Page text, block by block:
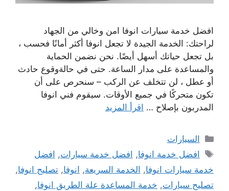
افضل خدمة سيارات انوفا امن وخالي من الجهاد
لراحتك: الخدمة الجيدة لا تجعل انوفا أكثر أمانًا فحسب ،
بل تجعل حياتك أسهل أيضًا. نحن نضمن الحماية
والمساعدة على مدار الساعة. حتى في حالةوقوع حادث
أو عطل ، لن تتخلف عن الركب – سنحرص على أن
تكون متحركًا في جميع الأوقات. سيقوم فني انوفا
المدربون بإصلاح … اقرأ المزيد
التصنيفات
السيارات
الوسوم
افضل خدمة انوفا, افضل خدمة سيارات, افضل
خدمة سيارات انوفا, الخدمة السريعة, انوفا, تصليح انوفا,
تصليح سيارات, خدمة المساعدة علة الطريق انوفا,